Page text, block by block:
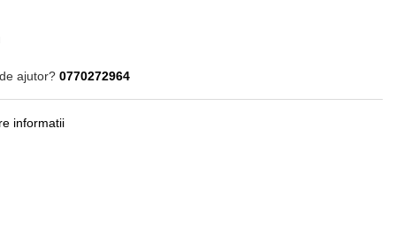
ajutor? 0770272964
informatii